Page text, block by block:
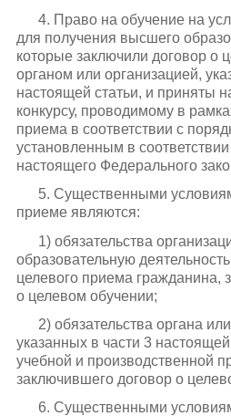
4. Право на обучение на
для получения высшего
которые заключили договор о
органом или организацией,
настоящей статьи, и приняты
конкурсу, проводимому в
приема в соответствии с
установленным в
настоящего Федерального
5. Существенными
приеме являются:
1) обязательства
образовательную
целевого приема гражданина,
о целевом обучении;
2) обязательства органа
указанных в части 3
учебной и производственной
заключившего договор о
6. Существенными